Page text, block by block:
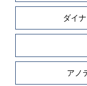
ダイ
アノ